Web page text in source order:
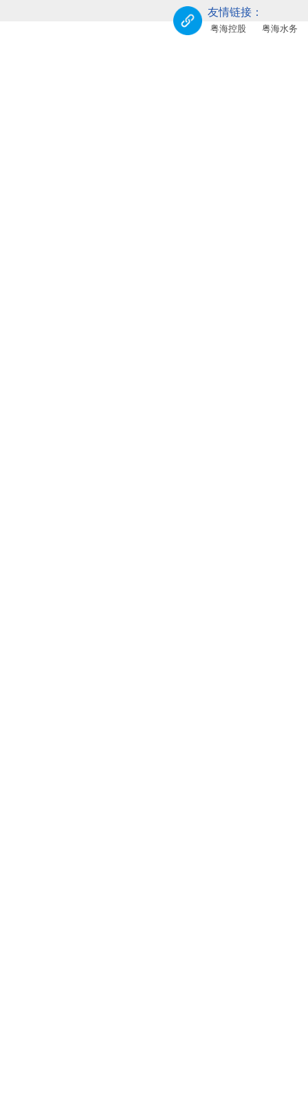
友情链接：
粤海控股 粤海水务